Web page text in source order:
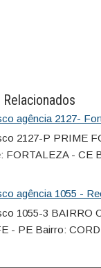
agência 2127-
2127-P PRIME
FORTALEZA - CE
agência 1055 -
1055-3 BAIRRO
- PE Bairro: